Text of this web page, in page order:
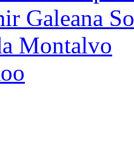
Galeana
Montalvo